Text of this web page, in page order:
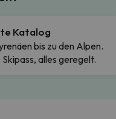
Katalog
bis zu den Alpen.
alles geregelt.